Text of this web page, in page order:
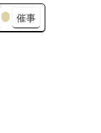
催事